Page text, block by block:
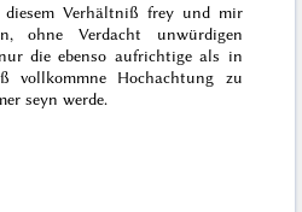
Verhältniß frey und mir
ohne Verdacht unwürdigen
die ebenso aufrichtige als in
vollkommne Hochachtung zu
seyn werde.